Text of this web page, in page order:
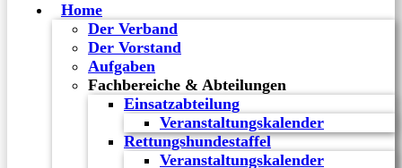
Home
Der Verband
Der Vorstand
Aufgaben
Fachbereiche & Abteilungen
Einsatzabteilung
Veranstaltungskalender
Rettungshundestaffel
Veranstaltungskalender